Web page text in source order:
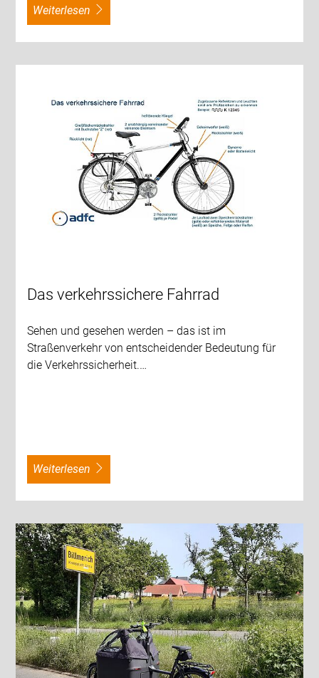
weiterlesen
Das verkehrssichere Fahrrad
Sehen und gesehen werden – das ist im
Straßenverkehr von entscheidender Bedeutung für
die Verkehrssicherheit.…
weiterlesen